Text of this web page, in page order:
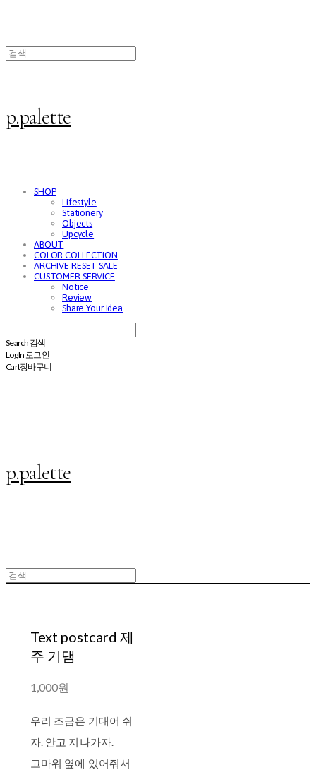
p.palette
SHOP
Lifestyle
Stationery
Objects
Upcycle
ABOUT
COLOR COLLECTION
ARCHIVE RESET SALE
CUSTOMER SERVICE
Notice
Review
Share Your Idea
Search 검색
Log In 로그인
Cart장바구니
p.palette
Text postcard 제
주 기댐
1,000원
우리 조금은 기대어 쉬
자. 안고 지나가자.
고마워 옆에 있어줘서